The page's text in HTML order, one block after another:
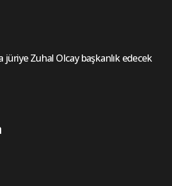
jüriye Zuhal Olcay başkanlık edecek